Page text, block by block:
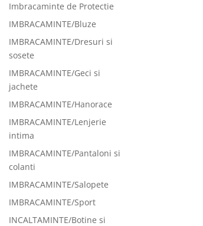
Imbracaminte de Protectie
IMBRACAMINTE/Bluze
IMBRACAMINTE/Dresuri si
sosete
IMBRACAMINTE/Geci si
jachete
IMBRACAMINTE/Hanorace
IMBRACAMINTE/Lenjerie
intima
IMBRACAMINTE/Pantaloni si
colanti
IMBRACAMINTE/Salopete
IMBRACAMINTE/Sport
INCALTAMINTE/Botine si